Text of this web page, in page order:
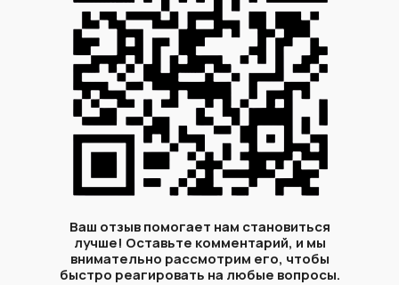
Ваш отзыв помогает нам становиться
лучше! Оставьте комментарий, и мы
внимательно рассмотрим его, чтобы
быстро реагировать на любые вопросы.